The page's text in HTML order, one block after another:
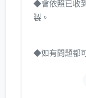
◆會依照已收
製。
◆如有問題都